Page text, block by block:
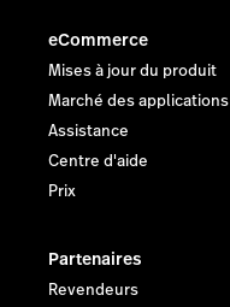
eCommerce
Mises à jour du produit
Marché des applications
Assistance
Centre d'aide
Prix
Partenaires
Revendeurs